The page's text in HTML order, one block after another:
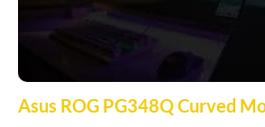
Asus ROG PG348Q Curved